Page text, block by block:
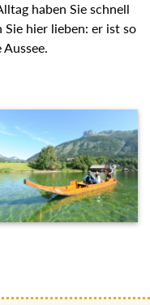
haben Sie schnell
Sie hier lieben: er ist
Aussee.